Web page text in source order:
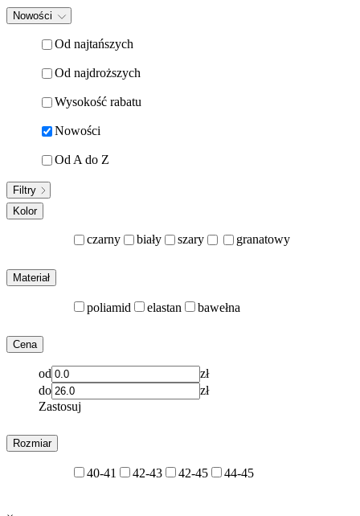
Nowości
Od najtańszych
Od najdroższych
Wysokość rabatu
Nowości
Od A do Z
Filtry
Kolor
czarny biały szary granatowy
Materiał
poliamid elastan bawełna
Cena
od
zł
do
zł
Zastosuj
Rozmiar
40-41 42-43 42-45 44-45